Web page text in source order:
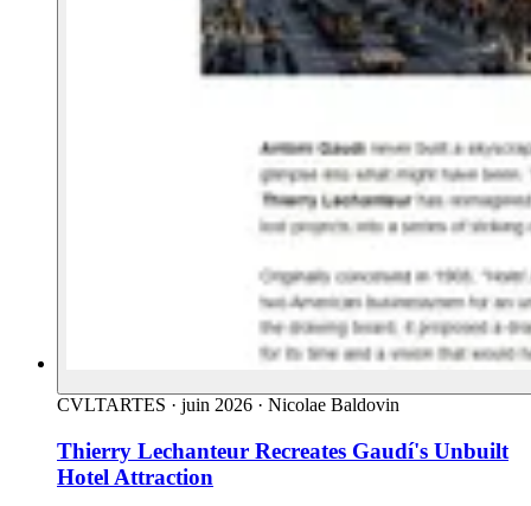
CVLTARTES · juin 2026 · Nicolae Baldovin
Thierry Lechanteur Recreates Gaudí's Unbuilt
Hotel Attraction